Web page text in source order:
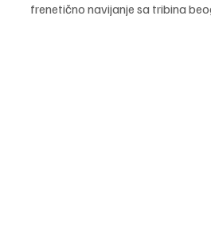
frenetično navijanje sa tribina